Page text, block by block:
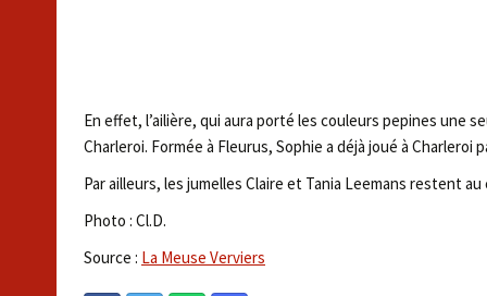
En effet, l’ailière, qui aura porté les couleurs pepines une
Charleroi. Formée à Fleurus, Sophie a déjà joué à Charleroi
Par ailleurs, les jumelles Claire et Tania Leemans restent
Photo : Cl.D.
Source : La Meuse Verviers